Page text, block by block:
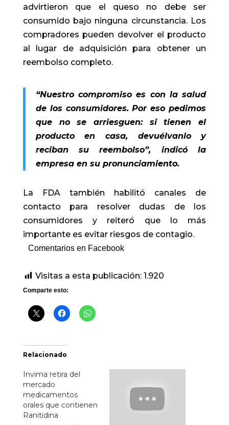
advirtieron que el queso no debe ser
consumido bajo ninguna circunstancia. Los
compradores pueden devolver el producto
al lugar de adquisición para obtener un
reembolso completo.
“Nuestro compromiso es con la salud
de los consumidores. Por eso pedimos
que no se arriesguen: si tienen el
producto en casa, devuélvanlo y
reciban su reembolso”, indicó la
empresa en su pronunciamiento.
La FDA también habilitó canales de
contacto para resolver dudas de los
consumidores y reiteró que lo más
importante es evitar riesgos de contagio.
Comentarios en Facebook
Visitas a esta publicación: 1.920
Comparte esto:
Relacionado
Invima retira del
mercado
medicamentos
orales que contienen
Ranitidina